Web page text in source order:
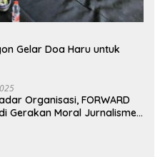
Gelar Doa Haru untuk
Organisasi, FORWARD
Gerakan Moral Jurnalisme